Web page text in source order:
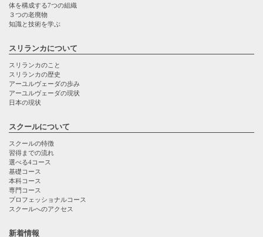
体を構成する7つの組織
３つの老廃物
知識と技術を学ぶ
スリランカについて
スリランカのこと
スリランカの歴史
アーユルヴェーダの歩み
アーユルヴェーダの現状
日本の現状
スクールについて
スクールの特徴
習得までの流れ
選べる4コース
基礎コース
本科コース
専門コース
プロフェッショナルコース
スクールへのアクセス
新着情報